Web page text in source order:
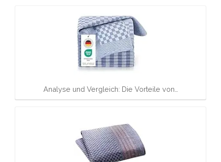
Analyse und Vergleich: Die Vorteile von…